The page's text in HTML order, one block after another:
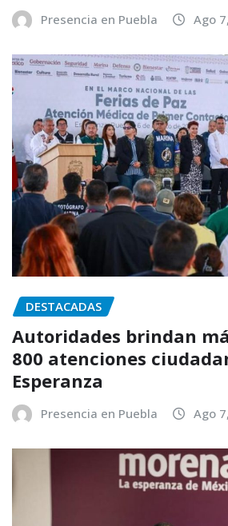
Presencia en Puebla Ago
DESTACADAS
Autoridades brindan
800 atenciones
Esperanza
Presencia en Puebla Ago